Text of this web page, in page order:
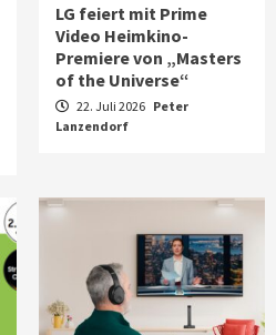
LG feiert mit Prime
Video Heimkino-
Premiere von „Masters
of the Universe“
22. Juli 2026 Peter
Lanzendorf